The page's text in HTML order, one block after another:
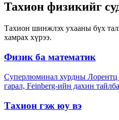
Тахион физикийг
Тахион шинжлэх ухааны бүх
хамрах хүрээ.
Физик ба математик
Суперлюминал хурдны Лорентц
гарал, Feinberg-ийн дахин
Тахион гэж юу вэ